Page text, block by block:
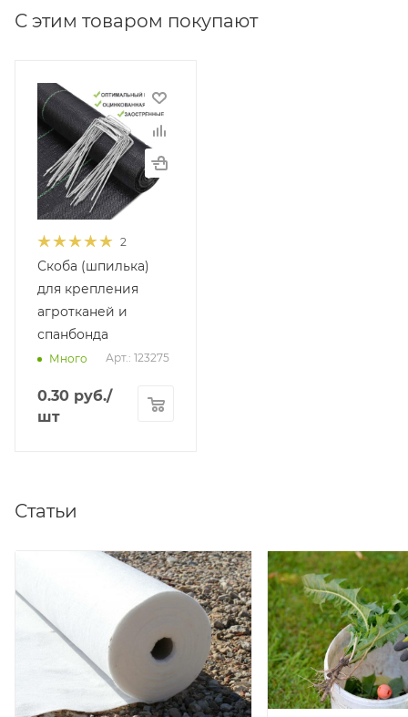
С этим товаром покупают
2
Скоба (шпилька)
для крепления
агротканей и
спанбонда
Много Арт.: 123275
0.30 руб./
шт
Статьи